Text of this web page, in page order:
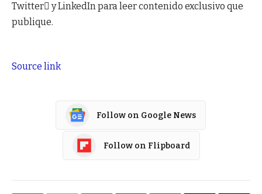
Twitter y LinkedIn para leer contenido exclusivo que
publique.
Source link
Follow on Google News
Follow on Flipboard